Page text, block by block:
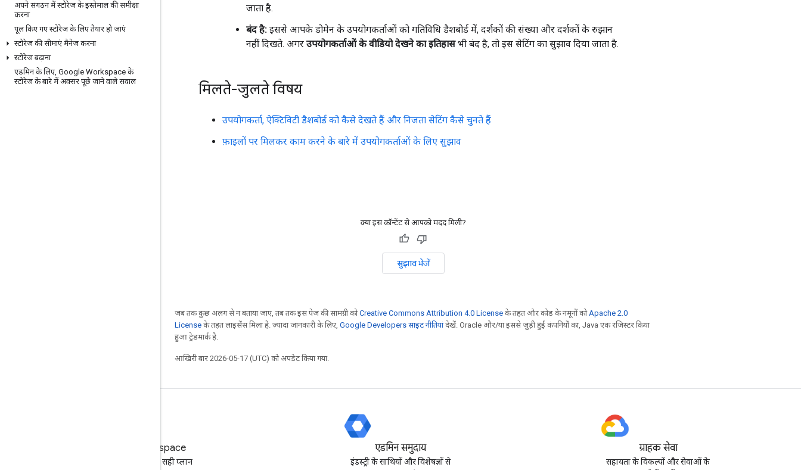
अपने संगठन में स्टोरेज के इस्तेमाल की समीक्षा
करना
पूल किए गए स्टोरेज के लिए तैयार हो जाएं
स्टोरेज की सीमाएं मैनेज करना
स्टोरेज बढ़ाना
एडमिन के लिए, Google Workspace के
स्टोरेज के बारे में अक्सर पूछे जाने वाले सवाल
जाता है.
बंद है: इससे आपके डोमेन के उपयोगकर्ताओं को गतिविधि डैशबोर्ड में, दर्शकों की संख्या और दर्शकों के रुझान
नहीं दिखते. अगर उपयोगकर्ताओं के वीडियो देखने का इतिहासभी बंद है, तो इस सेटिंग का सुझाव दिया जाता है.
मिलते-जुलते विषय
उपयोगकर्ता, ऐक्टिविटी डैशबोर्ड को कैसे देखते हैं और निजता सेटिंग कैसे चुनते हैं
फ़ाइलों पर मिलकर काम करने के बारे में उपयोगकर्ताओं के लिए सुझाव
क्या इस कॉन्टेंट से आपको मदद मिली?
सुझाव भेजें
जब तक कुछ अलग से न बताया जाए, तब तक इस पेज की सामग्री कोCreative Commons Attribution 4.0 License के तहत और कोड के नमूनों कोApache 2.0
License के तहत लाइसेंस मिला है. ज़्यादा जानकारी के लिए, Google Developers साइट नीतियांदेखें. Oracle और/या इससे जुड़ी हुई कंपनियों का, Java एक रजिस्टर किया
हुआ ट्रेडमार्क है.
आखिरी बार 2026-05-17 (UTC) को अपडेट किया गया.
Google Workspace
अपने कारोबार के लिए सही प्लान
एडमिन समुदाय
इंडस्ट्री के साथियों और विशेषज्ञों से
ग्राहक सेवा
सहायता के विकल्पों और सेवाओं के